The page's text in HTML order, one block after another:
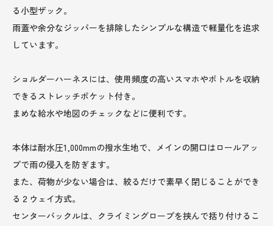
る小型ザック。
雨蓋や余分なジッパーを排除したシンプルな構造で軽量化を追求
しています。
ショルダーハーネスには、使用頻度の高いスマホやボトルを収納
できるストレッチポケット付き。
まめな給水や地図のチェックなどに便利です。
本体は耐水圧1,000mmの撥水生地で、メインの開口はロールアッ
プで雨の侵入を防ぎます。
また、荷物が少ない場合は、絞るだけで素早く閉じることができ
る２ウェイ方式。
センターバックルは、クライミングロープを挟んで括り付けるこ